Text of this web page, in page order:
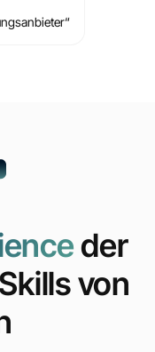
der
von